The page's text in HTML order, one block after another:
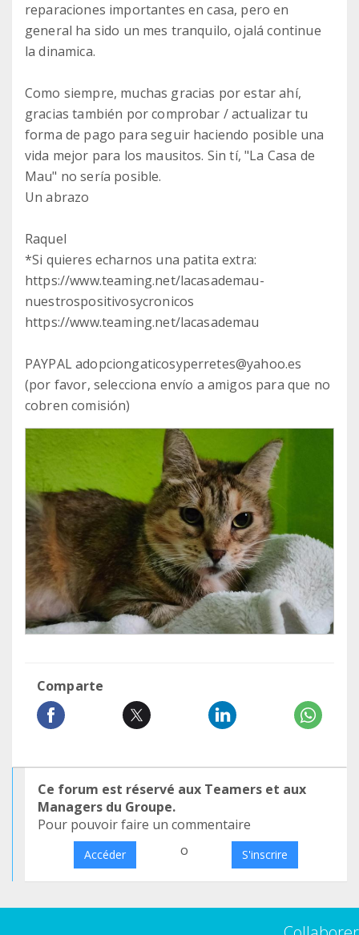
reparaciones importantes en casa, pero en
general ha sido un mes tranquilo, ojalá continue
la dinamica.
Como siempre, muchas gracias por estar ahí,
gracias también por comprobar / actualizar tu
forma de pago para seguir haciendo posible una
vida mejor para los mausitos. Sin tí, "La Casa de
Mau" no sería posible.
Un abrazo
Raquel
*Si quieres echarnos una patita extra:
https://www.teaming.net/lacasademau-
nuestrospositivosycronicos
https://www.teaming.net/lacasademau
PAYPAL adopciongaticosyperretes@yahoo.es
(por favor, selecciona envío a amigos para que no
cobren comisión)
Comparte
Ce forum est réservé aux Teamers et aux
Managers du Groupe.
Pour pouvoir faire un commentaire
Accéder o S'inscrire